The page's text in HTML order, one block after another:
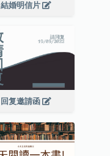
結婚明信片
回复邀請函